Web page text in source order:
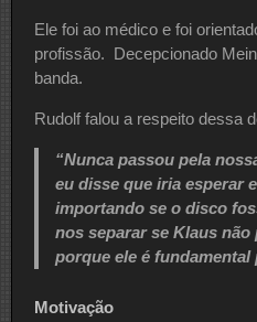
Ele foi ao médico e foi
profissão. Decepcionado
banda.
Rudolf falou a respeito dessa
“Nunca passou pela
eu disse que iria esperar
importando se o disco
nos separar se Klaus não
porque ele é fundamental
Motivação